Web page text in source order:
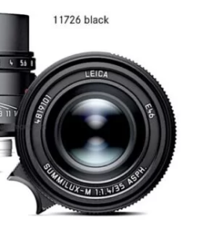
LENS LUMIX G100
LUMIX S1 LUMIX S9
MX nikki Nikon
OM-3 om-5 II omsystem
panasonic pc
photo Pocket 3 PS5